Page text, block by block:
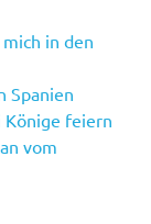
in den
Spanien
Könige feiern
vom